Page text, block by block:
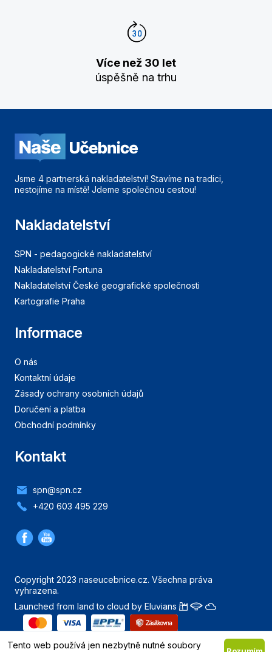
Více než 30 let
úspěšně na trhu
Jsme 4 partnerská nakladatelství! Stavíme na tradici,
nestojíme na místě! Jdeme společnou cestou!
Nakladatelství
SPN - pedagogické nakladatelství
Nakladatelství Fortuna
Nakladatelství České geografické společnosti
Kartografie Praha
Informace
O nás
Kontaktní údaje
Zásady ochrany osobních údajů
Doručení a platba
Obchodní podmínky
Kontakt
spn@spn.cz
+420 603 495 229
Copyright 2023 naseucebnice.cz. Všechna práva
vyhrazena.
Launched from land to cloud by Eluvians
Tento web používá jen nezbytně nutné soubory